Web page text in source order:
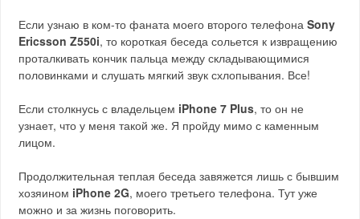
Если узнаю в ком-то фаната моего второго телефонаSony
Ericsson Z550i, то короткая беседа сольется к извращению
проталкивать кончик пальца между складывающимися
половинками и слушать мягкий звук схлопывания. Все!
Если столкнусь с владельцем iPhone 7 Plus, то он не
узнает, что у меня такой же. Я пройду мимо с каменным
лицом.
Продолжительная теплая беседа завяжется лишь с бывшим
хозяином iPhone 2G, моего третьего телефона. Тут уже
можно и за жизнь поговорить.